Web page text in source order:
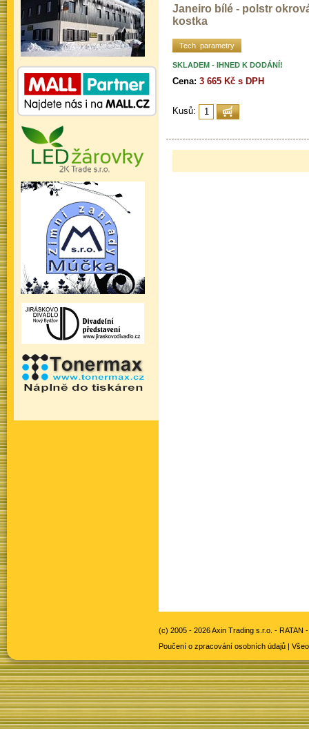
Janeiro bílé - polstr
kostka
Tech. parametry
SKLADEM - IHNED K DODÁNÍ!
Cena: 3 665 Kč s DPH
Kusů:
(c) 2005 - 2026 Axin Trading s.r.o. - RATAN
Poučení o zpracování osobních údajů |